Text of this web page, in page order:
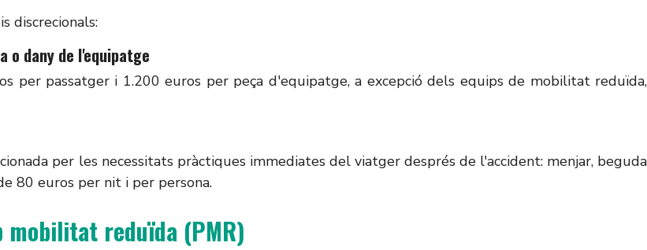
discrecionals:
o dany de l'equipatge
per passatger i 1.200 euros per peça d'equipatge, a excepció dels equips de mobilitat reduïda,
per les necessitats pràctiques immediates del viatger després de l'accident: menjar, beguda
80 euros per nit i per persona.
mobilitat reduïda (PMR)